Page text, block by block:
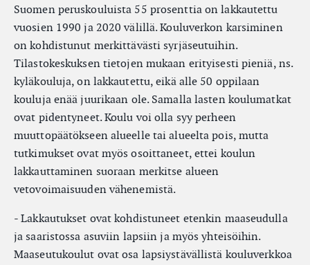
Suomen peruskouluista 55 prosenttia on lakkautettu
vuosien 1990 ja 2020 välillä. Kouluverkon karsiminen
on kohdistunut merkittävästi syrjäseutuihin.
Tilastokeskuksen tietojen mukaan erityisesti pieniä, ns.
kyläkouluja, on lakkautettu, eikä alle 50 oppilaan
kouluja enää juurikaan ole. Samalla lasten koulumatkat
ovat pidentyneet. Koulu voi olla syy perheen
muuttopäätökseen alueelle tai alueelta pois, mutta
tutkimukset ovat myös osoittaneet, ettei koulun
lakkauttaminen suoraan merkitse alueen
vetovoimaisuuden vähenemistä.
- Lakkautukset ovat kohdistuneet etenkin maaseudulla
ja saaristossa asuviin lapsiin ja myös yhteisöihin.
Maaseutukoulut ovat osa lapsiystävällistä kouluverkkoa